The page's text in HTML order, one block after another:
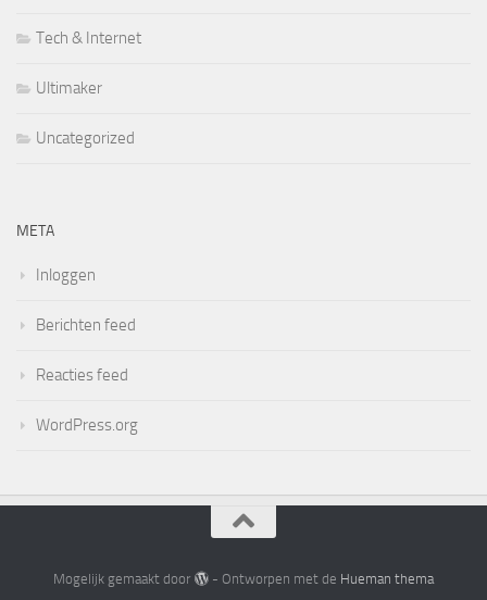
Tech & Internet
Ultimaker
Uncategorized
META
Inloggen
Berichten feed
Reacties feed
WordPress.org
Mogelijk gemaakt door - Ontworpen met de Hueman thema